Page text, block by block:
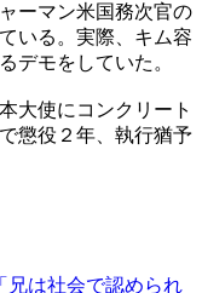
ーマン米国務次官の
いる。実際、キム容
デモをしていた。
大使にコンクリート
懲役２年、執行猶予
兄は社会で認められ